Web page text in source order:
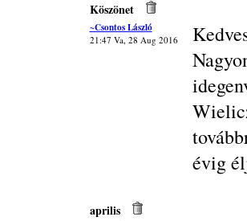
Köszönet
~Csontos László
21:47 Va, 28 Aug 2016
évig
aprilis